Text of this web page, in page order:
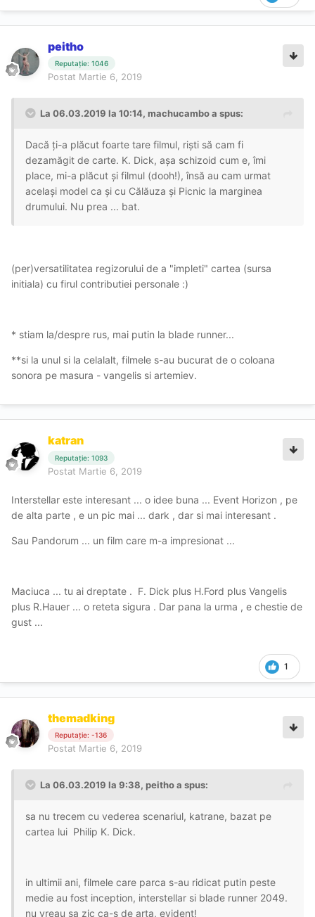
peitho
Reputație: 1046
Postat Martie 6, 2019
La 06.03.2019 la 10:14, machucambo a spus:
Dacă ți-a plăcut foarte tare filmul, riști să cam fi
dezamăgit de carte. K. Dick, așa schizoid cum e, îmi
place, mi-a plăcut și filmul (dooh!), însă au cam urmat
același model ca și cu Călăuza și Picnic la marginea
drumului. Nu prea ... bat.
(per)versatilitatea regizorului de a "impleti" cartea (sursa
initiala) cu firul contributiei personale :)
* stiam la/despre rus, mai putin la blade runner...
**si la unul si la celalalt, filmele s-au bucurat de o coloana
sonora pe masura - vangelis si artemiev.
katran
Reputație: 1093
Postat Martie 6, 2019
Interstellar este interesant ... o idee buna ... Event Horizon , pe
de alta parte , e un pic mai ... dark , dar si mai interesant .
Sau Pandorum ... un film care m-a impresionat ...
Maciuca ... tu ai dreptate . F. Dick plus H.Ford plus Vangelis
plus R.Hauer ... o reteta sigura . Dar pana la urma , e chestie de
gust ...
1
themadking
Reputație: -136
Postat Martie 6, 2019
La 06.03.2019 la 9:38, peitho a spus:
sa nu trecem cu vederea scenariul, katrane, bazat pe
cartea lui Philip K. Dick.
in ultimii ani, filmele care parca s-au ridicat putin peste
medie au fost inception, interstellar si blade runner 2049.
nu vreau sa zic ca-s de arta, evident!